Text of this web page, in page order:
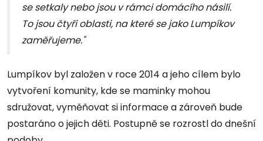
se setkaly nebo jsou v rámci domácího násilí.
To jsou čtyři oblasti, na které se jako Lumpíkov
zaměřujeme."
Lumpíkov byl založen v roce 2014 a jeho cílem bylo
vytvoření komunity, kde se maminky mohou
sdružovat, vyměňovat si informace a zároveň bude
postaráno o jejich děti. Postupně se rozrostl do dnešní